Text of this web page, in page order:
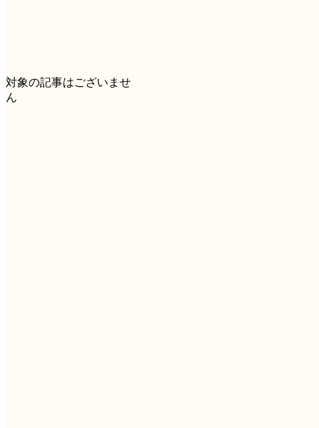
対象の記事はございませ
ん